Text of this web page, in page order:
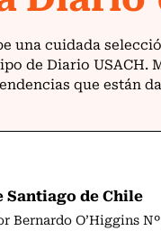
de Chile
Bernardo O’Higgins